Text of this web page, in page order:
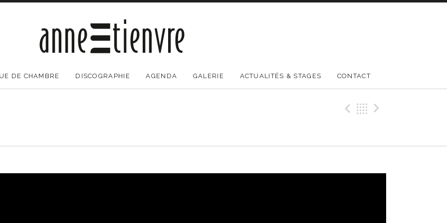
DE CHAMBRE DISCOGRAPHIE AGENDA GALERIE ACTUALITÉS & STAGES CONTACT
Précédent
Retour